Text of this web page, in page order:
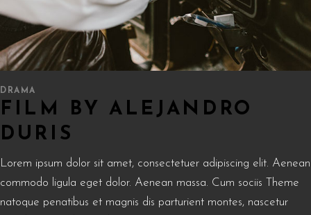
DRAMA
FILM BY ALEJANDRO
DURIS
Lorem ipsum dolor sit amet, consectetuer adipiscing elit. Aenean
commodo ligula eget dolor. Aenean massa. Cum sociis Theme
natoque penatibus et magnis dis parturient montes, nascetur